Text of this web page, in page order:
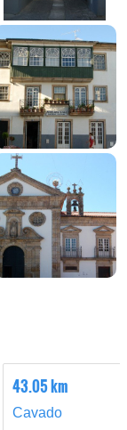
43.05 km
Cavado